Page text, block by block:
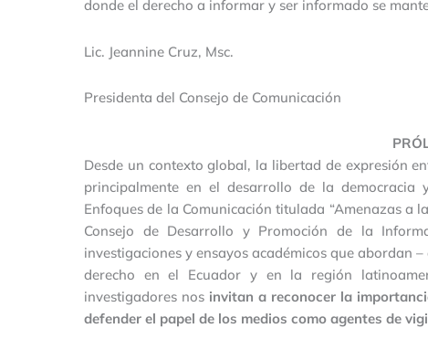
donde el derecho a informar y ser informado se
Lic. Jeannine Cruz, Msc.
Presidenta del Consejo de Comunicación
Desde un contexto global, la libertad de expresión
principalmente en el desarrollo de la
Enfoques de la Comunicación titulada “Amenazas a
Consejo de Desarrollo y Promoción de la
investigaciones y ensayos académicos que abordan
derecho en el Ecuador y en la región
investigadores nos invitan a reconocer la
defender el papel de los medios como agentes de